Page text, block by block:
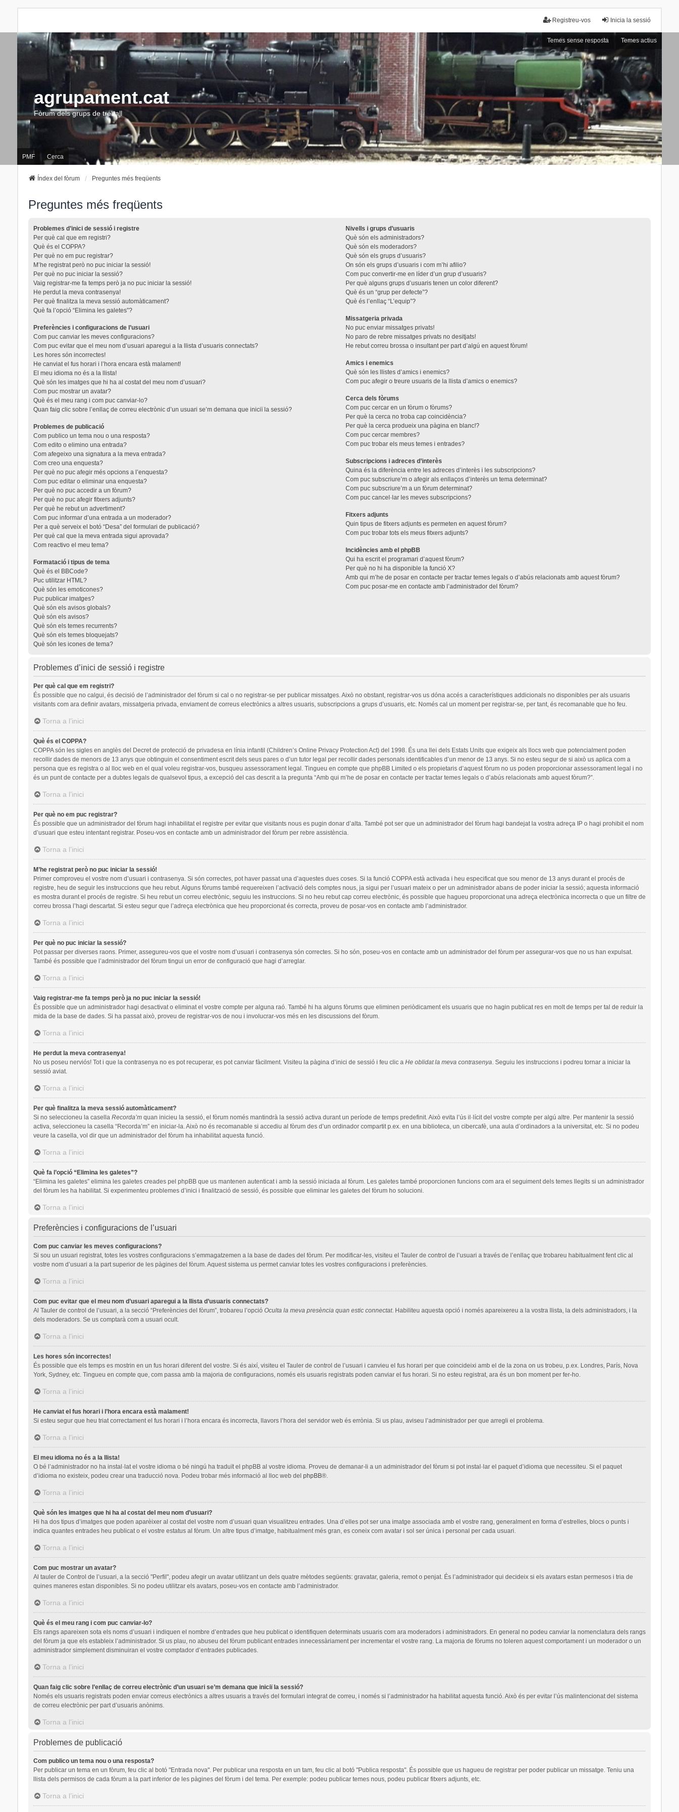
Inicia la sessió
Registreu-vos
Temes sense resposta Temes actius
agrupament.cat
Fòrum dels grups de treball
PMF Cerca
Índex del fòrum Preguntes més freqüents
Preguntes més freqüents
Problemes d’inici de sessió i registre
Per què cal que em registri?
Què és el COPPA?
Per què no em puc registrar?
M’he registrat però no puc iniciar la sessió!
Per què no puc iniciar la sessió?
Vaig registrar-me fa temps però ja no puc iniciar la sessió!
He perdut la meva contrasenya!
Per què finalitza la meva sessió automàticament?
Què fa l’opció “Elimina les galetes”?
Preferències i configuracions de l’usuari
Com puc canviar les meves configuracions?
Com puc evitar que el meu nom d’usuari aparegui a la llista d’usuaris connectats?
Les hores són incorrectes!
He canviat el fus horari i l’hora encara està malament!
El meu idioma no és a la llista!
Què són les imatges que hi ha al costat del meu nom d’usuari?
Com puc mostrar un avatar?
Què és el meu rang i com puc canviar-lo?
Quan faig clic sobre l’enllaç de correu electrònic d’un usuari se’m demana que iniciï la sessió?
Problemes de publicació
Com publico un tema nou o una resposta?
Com edito o elimino una entrada?
Com afegeixo una signatura a la meva entrada?
Com creo una enquesta?
Per què no puc afegir més opcions a l’enquesta?
Com puc editar o eliminar una enquesta?
Per què no puc accedir a un fòrum?
Per què no puc afegir fitxers adjunts?
Per què he rebut un advertiment?
Com puc informar d’una entrada a un moderador?
Per a què serveix el botó “Desa” del formulari de publicació?
Per què cal que la meva entrada sigui aprovada?
Com reactivo el meu tema?
Formatació i tipus de tema
Què és el BBCode?
Puc utilitzar HTML?
Què són les emoticones?
Puc publicar imatges?
Què són els avisos globals?
Què són els avisos?
Què són els temes recurrents?
Què són els temes bloquejats?
Què són les icones de tema?
Nivells i grups d’usuaris
Què són els administradors?
Què són els moderadors?
Què són els grups d’usuaris?
On són els grups d’usuaris i com m’hi afilio?
Com puc convertir-me en líder d’un grup d’usuaris?
Per què alguns grups d’usuaris tenen un color diferent?
Què és un “grup per defecte”?
Què és l’enllaç “L’equip”?
Missatgeria privada
No puc enviar missatges privats!
No paro de rebre missatges privats no desitjats!
He rebut correu brossa o insultant per part d’algú en aquest fòrum!
Amics i enemics
Què són les llistes d’amics i enemics?
Com puc afegir o treure usuaris de la llista d’amics o enemics?
Cerca dels fòrums
Com puc cercar en un fòrum o fòrums?
Per què la cerca no troba cap coincidència?
Per què la cerca produeix una pàgina en blanc!?
Com puc cercar membres?
Com puc trobar els meus temes i entrades?
Subscripcions i adreces d’interès
Quina és la diferència entre les adreces d’interès i les subscripcions?
Com puc subscriure’m o afegir als enllaços d’interès un tema determinat?
Com puc subscriure’m a un fòrum determinat?
Com puc cancel·lar les meves subscripcions?
Fitxers adjunts
Quin tipus de fitxers adjunts es permeten en aquest fòrum?
Com puc trobar tots els meus fitxers adjunts?
Incidències amb el phpBB
Qui ha escrit el programari d’aquest fòrum?
Per què no hi ha disponible la funció X?
Amb qui m’he de posar en contacte per tractar temes legals o d’abús relacionats amb aquest fòrum?
Com puc posar-me en contacte amb l’administrador del fòrum?
Problemes d’inici de sessió i registre
Per què cal que em registri?
És possible que no calgui, és decisió de l’administrador del fòrum si cal o no registrar-se per publicar missatges. Això no obstant, registrar-vos us dóna accés a característiques addicionals no disponibles per als usuaris
visitants com ara definir avatars, missatgeria privada, enviament de correus electrònics a altres usuaris, subscripcions a grups d’usuaris, etc. Només cal un moment per registrar-se, per tant, és recomanable que ho feu.
Torna a l’inici
Què és el COPPA?
COPPA són les sigles en anglès del Decret de protecció de privadesa en línia infantil (Children’s Online Privacy Protection Act) del 1998. És una llei dels Estats Units que exigeix als llocs web que potencialment poden
recollir dades de menors de 13 anys que obtinguin el consentiment escrit dels seus pares o d’un tutor legal per recollir dades personals identificables d’un menor de 13 anys. Si no esteu segur de si això us aplica com a
persona que es registra o al lloc web en el qual voleu registrar-vos, busqueu assessorament legal. Tingueu en compte que phpBB Limited o els propietaris d’aquest fòrum no us poden proporcionar assessorament legal i no
és un punt de contacte per a dubtes legals de qualsevol tipus, a excepció del cas descrit a la pregunta “Amb qui m’he de posar en contacte per tractar temes legals o d’abús relacionats amb aquest fòrum?”.
Torna a l’inici
Per què no em puc registrar?
És possible que un administrador del fòrum hagi inhabilitat el registre per evitar que visitants nous es pugin donar d’alta. També pot ser que un administrador del fòrum hagi bandejat la vostra adreça IP o hagi prohibit el nom
d’usuari que esteu intentant registrar. Poseu-vos en contacte amb un administrador del fòrum per rebre assistència.
Torna a l’inici
M’he registrat però no puc iniciar la sessió!
Primer comproveu el vostre nom d’usuari i contrasenya. Si són correctes, pot haver passat una d’aquestes dues coses. Si la funció COPPA està activada i heu especificat que sou menor de 13 anys durant el procés de
registre, heu de seguir les instruccions que heu rebut. Alguns fòrums també requereixen l’activació dels comptes nous, ja sigui per l’usuari mateix o per un administrador abans de poder iniciar la sessió; aquesta informació
es mostra durant el procés de registre. Si heu rebut un correu electrònic, seguiu les instruccions. Si no heu rebut cap correu electrònic, és possible que hagueu proporcionat una adreça electrònica incorrecta o que un filtre de
correu brossa l’hagi descartat. Si esteu segur que l’adreça electrònica que heu proporcionat és correcta, proveu de posar-vos en contacte amb l’administrador.
Torna a l’inici
Per què no puc iniciar la sessió?
Pot passar per diverses raons. Primer, assegureu-vos que el vostre nom d’usuari i contrasenya són correctes. Si ho són, poseu-vos en contacte amb un administrador del fòrum per assegurar-vos que no us han expulsat.
També és possible que l’administrador del fòrum tingui un error de configuració que hagi d’arreglar.
Torna a l’inici
Vaig registrar-me fa temps però ja no puc iniciar la sessió!
És possible que un administrador hagi desactivat o eliminat el vostre compte per alguna raó. També hi ha alguns fòrums que eliminen periòdicament els usuaris que no hagin publicat res en molt de temps per tal de reduir la
mida de la base de dades. Si ha passat això, proveu de registrar-vos de nou i involucrar-vos més en les discussions del fòrum.
Torna a l’inici
He perdut la meva contrasenya!
No us poseu nerviós! Tot i que la contrasenya no es pot recuperar, es pot canviar fàcilment. Visiteu la pàgina d’inici de sessió i feu clic a He oblidat la meva contrasenya. Seguiu les instruccions i podreu tornar a iniciar la
sessió aviat.
Torna a l’inici
Per què finalitza la meva sessió automàticament?
Si no seleccioneu la casella Recorda’mquan inicieu la sessió, el fòrum només mantindrà la sessió activa durant un període de temps predefinit. Això evita l’ús il·lícit del vostre compte per algú altre. Per mantenir la sessió
activa, seleccioneu la casella “Recorda’m” en iniciar-la. Això no és recomanable si accediu al fòrum des d’un ordinador compartit p.ex. en una biblioteca, un cibercafè, una aula d’ordinadors a la universitat, etc. Si no podeu
veure la casella, vol dir que un administrador del fòrum ha inhabilitat aquesta funció.
Torna a l’inici
Què fa l’opció “Elimina les galetes”?
“Elimina les galetes” elimina les galetes creades pel phpBB que us mantenen autenticat i amb la sessió iniciada al fòrum. Les galetes també proporcionen funcions com ara el seguiment dels temes llegits si un administrador
del fòrum les ha habilitat. Si experimenteu problemes d’inici i finalització de sessió, és possible que eliminar les galetes del fòrum ho solucioni.
Torna a l’inici
Preferències i configuracions de l’usuari
Com puc canviar les meves configuracions?
Si sou un usuari registrat, totes les vostres configuracions s’emmagatzemen a la base de dades del fòrum. Per modificar-les, visiteu el Tauler de control de l’usuari a través de l’enllaç que trobareu habitualment fent clic al
vostre nom d’usuari a la part superior de les pàgines del fòrum. Aquest sistema us permet canviar totes les vostres configuracions i preferències.
Torna a l’inici
Com puc evitar que el meu nom d’usuari aparegui a la llista d’usuaris connectats?
Al Tauler de control de l’usuari, a la secció “Preferències del fòrum”, trobareu l’opció Oculta la meva presència quan estic connectat. Habiliteu aquesta opció i només apareixereu a la vostra llista, la dels administradors, i la
dels moderadors. Se us comptarà com a usuari ocult.
Torna a l’inici
Les hores són incorrectes!
És possible que els temps es mostrin en un fus horari diferent del vostre. Si és així, visiteu el Tauler de control de l’usuari i canvieu el fus horari per que coincideixi amb el de la zona on us trobeu, p.ex. Londres, París, Nova
York, Sydney, etc. Tingueu en compte que, com passa amb la majoria de configuracions, només els usuaris registrats poden canviar el fus horari. Si no esteu registrat, ara és un bon moment per fer-ho.
Torna a l’inici
He canviat el fus horari i l’hora encara està malament!
Si esteu segur que heu triat correctament el fus horari i l’hora encara és incorrecta, llavors l’hora del servidor web és errònia. Si us plau, aviseu l’administrador per que arregli el problema.
Torna a l’inici
El meu idioma no és a la llista!
O bé l’administrador no ha instal·lat el vostre idioma o bé ningú ha traduït el phpBB al vostre idioma. Proveu de demanar-li a un administrador del fòrum si pot instal·lar el paquet d’idioma que necessiteu. Si el paquet
d’idioma no existeix, podeu crear una traducció nova. Podeu trobar més informació al lloc web del phpBB®.
Torna a l’inici
Què són les imatges que hi ha al costat del meu nom d’usuari?
Hi ha dos tipus d’imatges que poden aparèixer al costat del vostre nom d’usuari quan visualitzeu entrades. Una d’elles pot ser una imatge associada amb el vostre rang, generalment en forma d’estrelles, blocs o punts i
indica quantes entrades heu publicat o el vostre estatus al fòrum. Un altre tipus d’imatge, habitualment més gran, es coneix com avatar i sol ser única i personal per cada usuari.
Torna a l’inici
Com puc mostrar un avatar?
Al tauler de Control de l’usuari, a la secció "Perfil", podeu afegir un avatar utilitzant un dels quatre mètodes següents: gravatar, galeria, remot o penjat. És l’administrador qui decideix si els avatars estan permesos i tria de
quines maneres estan disponibles. Si no podeu utilitzar els avatars, poseu-vos en contacte amb l’administrador.
Torna a l’inici
Què és el meu rang i com puc canviar-lo?
Els rangs apareixen sota els noms d’usuari i indiquen el nombre d’entrades que heu publicat o identifiquen determinats usuaris com ara moderadors i administradors. En general no podeu canviar la nomenclatura dels rangs
del fòrum ja que els estableix l’administrador. Si us plau, no abuseu del fòrum publicant entrades innecessàriament per incrementar el vostre rang. La majoria de fòrums no toleren aquest comportament i un moderador o un
administrador simplement disminuiran el vostre comptador d’entrades publicades.
Torna a l’inici
Quan faig clic sobre l’enllaç de correu electrònic d’un usuari se’m demana que iniciï la sessió?
Només els usuaris registrats poden enviar correus electrònics a altres usuaris a través del formulari integrat de correu, i només si l’administrador ha habilitat aquesta funció. Això és per evitar l’ús malintencionat del sistema
de correu electrònic per part d’usuaris anònims.
Torna a l’inici
Problemes de publicació
Com publico un tema nou o una resposta?
Per publicar un tema en un fòrum, feu clic al botó "Entrada nova". Per publicar una resposta en un tam, feu clic al botó "Publica resposta". És possible que us hagueu de registrar per poder publicar un missatge. Teniu una
llista dels permisos de cada fòrum a la part inferior de les pàgines del fòrum i del tema. Per exemple: podeu publicar temes nous, podeu publicar fitxers adjunts, etc.
Torna a l’inici